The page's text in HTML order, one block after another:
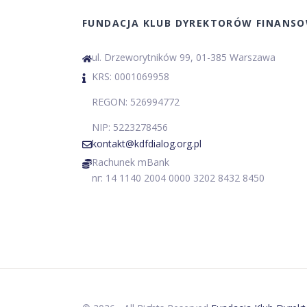
FUNDACJA KLUB DYREKTORÓW
ul. Drzeworytników 99, 01-385 Warszawa
KRS: 0001069958
REGON: 526994772
NIP: 5223278456
kontakt@kdfdialog.org.pl
Rachunek mBank
nr: 14 1140 2004 0000 3202 8432 8450